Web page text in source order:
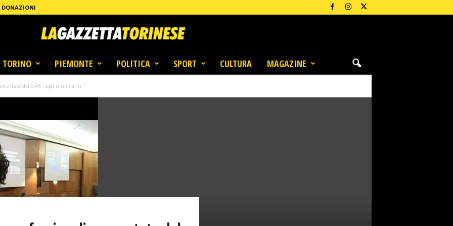
DONAZIONI
TORINO PIEMONTE POLITICA SPORT CULTURA MAGAZINE
del 54% negli ultimi anni”